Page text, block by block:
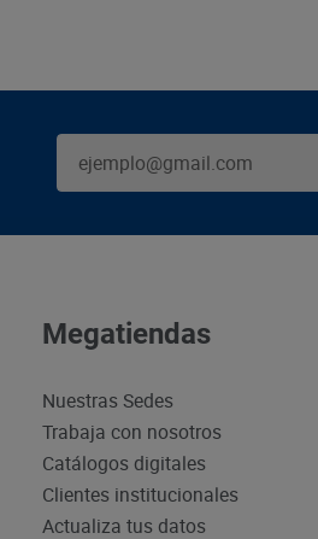
Megatiendas
Nuestras Sedes
Trabaja con nosotros
Catálogos digitales
Clientes institucionales
Actualiza tus datos